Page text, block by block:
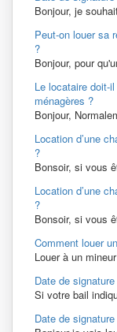
Bonjour, je
Peut-on louer sa
?
Bonjour, pour
Le locataire doit-
ménagères ?
Bonjour,
Location d’une
?
Bonsoir, si vous
Location d’une
?
Bonsoir, si vous
Comment louer
Louer à un
Date de
Si votre bail
Date de